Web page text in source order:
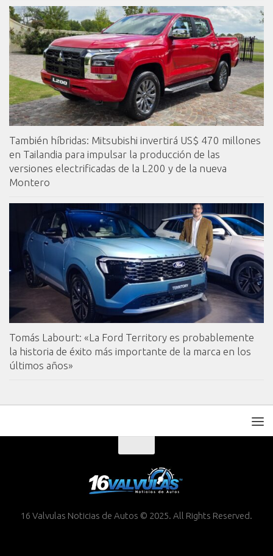
También híbridas: Mitsubishi invertirá US$ 470 millones
en Tailandia para impulsar la producción de las
versiones electrificadas de la L200 y de la nueva
Montero
Tomás Labourt: «La Ford Territory es probablemente
la historia de éxito más importante de la marca en los
últimos años»
16 Valvulas Noticias de Autos © 2025. All Rights Reserved.